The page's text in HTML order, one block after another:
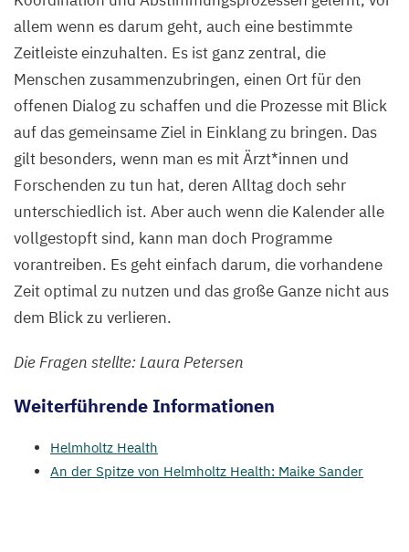
allem wenn es darum geht, auch eine bestimmte
Zeitleiste einzuhalten. Es ist ganz zentral, die
Menschen zusammenzubringen, einen Ort für den
offenen Dialog zu schaffen und die Prozesse mit Blick
auf das gemeinsame Ziel in Einklang zu bringen. Das
gilt besonders, wenn man es mit Ärzt*innen und
Forschenden zu tun hat, deren Alltag doch sehr
unterschiedlich ist. Aber auch wenn die Kalender alle
vollgestopft sind, kann man doch Programme
vorantreiben. Es geht einfach darum, die vorhandene
Zeit optimal zu nutzen und das große Ganze nicht aus
dem Blick zu verlieren.
Die Fragen stellte: Laura Petersen
Weiterführende Informationen
Helmholtz Health
An der Spitze von Helmholtz Health: Maike Sander